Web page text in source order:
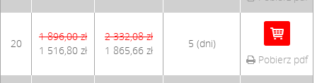
20
1 896,00 zł
1 516,80 zł
2 332,08 zł
1 865,66 zł
5 (dni)
Pobierz pdf